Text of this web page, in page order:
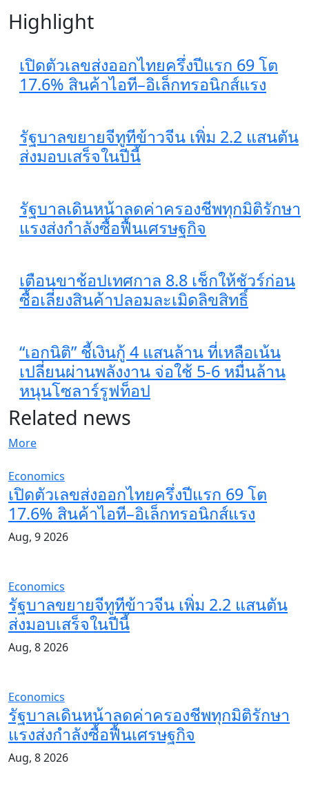
Highlight
เปิดตัวเลขส่งออกไทยครึ่งปีแรก 69 โต
17.6% สินค้าไอที–อิเล็กทรอนิกส์แรง
รัฐบาลขยายจีทูทีข้าวจีน เพิ่ม 2.2 แสนตัน
ส่งมอบเสร็จในปีนี้
รัฐบาลเดินหน้าลดค่าครองชีพทุกมิติรักษา
แรงส่งกำลังซื้อฟื้นเศรษฐกิจ
เตือนขาช้อปเทศกาล 8.8 เช็กให้ชัวร์ก่อน
ซื้อเลี่ยงสินค้าปลอมละเมิดลิขสิทธิ์
“เอกนิติ” ชี้เงินกู้ 4 แสนล้าน ที่เหลือเน้น
เปลี่ยนผ่านพลังงาน จ่อใช้ 5-6 หมื่นล้าน
หนุนโซลาร์รูฟท็อป
Related news
More
Economics
เปิดตัวเลขส่งออกไทยครึ่งปีแรก 69 โต
17.6% สินค้าไอที–อิเล็กทรอนิกส์แรง
Aug, 9 2026
Economics
รัฐบาลขยายจีทูทีข้าวจีน เพิ่ม 2.2 แสนตัน
ส่งมอบเสร็จในปีนี้
Aug, 8 2026
Economics
รัฐบาลเดินหน้าลดค่าครองชีพทุกมิติรักษา
แรงส่งกำลังซื้อฟื้นเศรษฐกิจ
Aug, 8 2026